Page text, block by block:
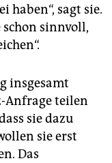
haben“, sagt sie.
sinnvoll,
insgesamt
Anfrage teilen
sie dazu
sie erst
Das